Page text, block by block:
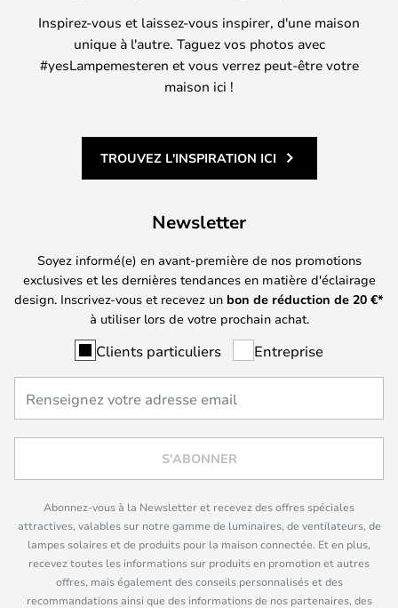
Inspirez-vous et laissez-vous inspirer, d'une maison
unique à l'autre. Taguez vos photos avec
#yesLampemesteren et vous verrez peut-être votre
maison ici !
TROUVEZ L'INSPIRATION ICI
Newsletter
Soyez informé(e) en avant-première de nos promotions
exclusives et les dernières tendances en matière d'éclairage
design. Inscrivez-vous et recevez un bon de réduction de 20 €*
à utiliser lors de votre prochain achat.
Clients particuliers Entreprise
S'ABONNER
Abonnez-vous à la Newsletter et recevez des offres spéciales
attractives, valables sur notre gamme de luminaires, de ventilateurs, de
lampes solaires et de produits pour la maison connectée. Et en plus,
recevez toutes les informations sur produits en promotion et autres
offres, mais également des conseils personnalisés et des
recommandations ainsi que des informations de nos partenaires, des